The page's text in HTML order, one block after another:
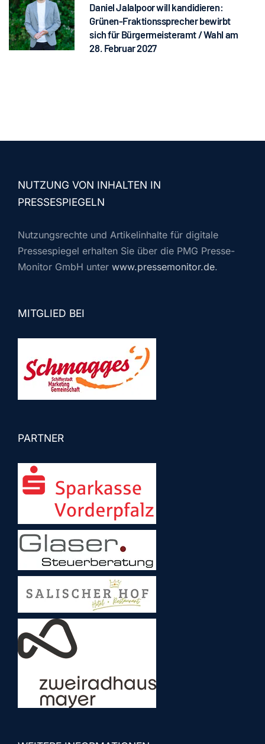
Daniel Jalalpoor will kandidieren:
Grünen-Fraktionssprecher bewirbt
sich für Bürgermeisteramt / Wahl am
28. Februar 2027
NUTZUNG VON INHALTEN IN
PRESSESPIEGELN
Nutzungsrechte und Artikelinhalte für digitale
Pressespiegel erhalten Sie über die PMG Presse-
Monitor GmbH unter www.pressemonitor.de.
MITGLIED BEI
PARTNER